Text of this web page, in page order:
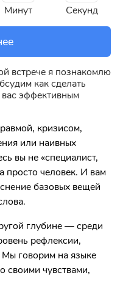
Минут Секунд
встрече я познакомлю
как сделать
вас эффективным
кризисом,
или наивных
вы не «специалист,
просто человек. И вам
базовых вещей
глубине — среди
рефлексии,
говорим на языке
своими чувствами,